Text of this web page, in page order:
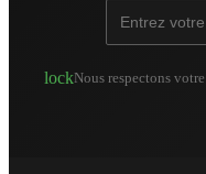
lockNous respectons